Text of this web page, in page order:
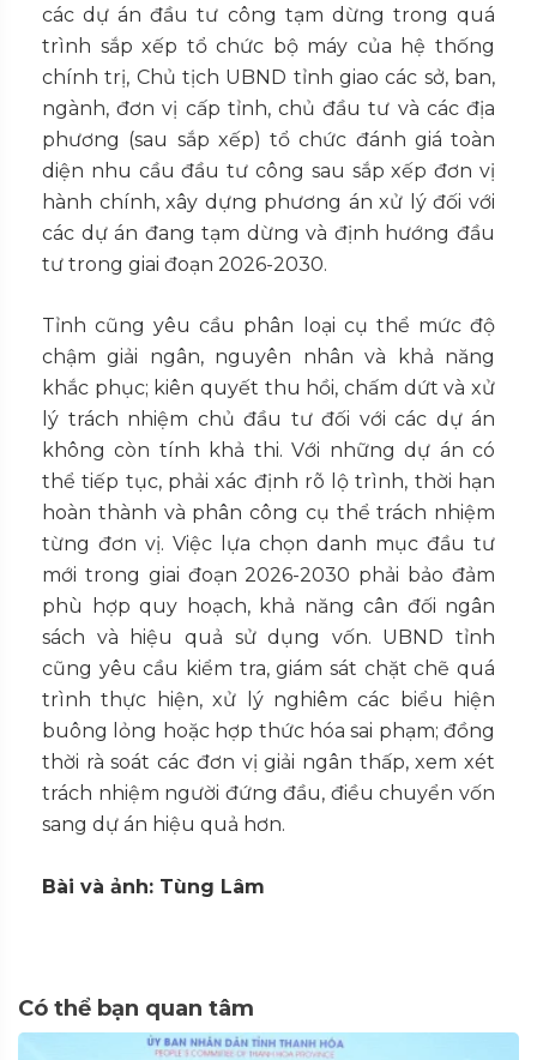
các dự án đầu tư công tạm dừng trong quá
trình sắp xếp tổ chức bộ máy của hệ thống
chính trị, Chủ tịch UBND tỉnh giao các sở, ban,
ngành, đơn vị cấp tỉnh, chủ đầu tư và các địa
phương (sau sắp xếp) tổ chức đánh giá toàn
diện nhu cầu đầu tư công sau sắp xếp đơn vị
hành chính, xây dựng phương án xử lý đối với
các dự án đang tạm dừng và định hướng đầu
tư trong giai đoạn 2026-2030.
Tỉnh cũng yêu cầu phân loại cụ thể mức độ
chậm giải ngân, nguyên nhân và khả năng
khắc phục; kiên quyết thu hồi, chấm dứt và xử
lý trách nhiệm chủ đầu tư đối với các dự án
không còn tính khả thi. Với những dự án có
thể tiếp tục, phải xác định rõ lộ trình, thời hạn
hoàn thành và phân công cụ thể trách nhiệm
từng đơn vị. Việc lựa chọn danh mục đầu tư
mới trong giai đoạn 2026-2030 phải bảo đảm
phù hợp quy hoạch, khả năng cân đối ngân
sách và hiệu quả sử dụng vốn. UBND tỉnh
cũng yêu cầu kiểm tra, giám sát chặt chẽ quá
trình thực hiện, xử lý nghiêm các biểu hiện
buông lỏng hoặc hợp thức hóa sai phạm; đồng
thời rà soát các đơn vị giải ngân thấp, xem xét
trách nhiệm người đứng đầu, điều chuyển vốn
sang dự án hiệu quả hơn.
Bài và ảnh: Tùng Lâm
Có thể bạn quan tâm